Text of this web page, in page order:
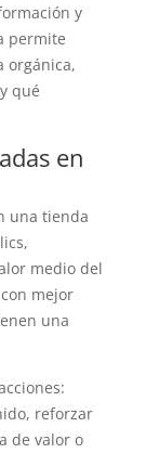
y
permite
orgánica,
qué
en
una tienda
medio del
mejor
una
reforzar
de valor o